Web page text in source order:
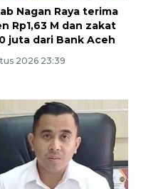
Nagan Raya terima
Rp1,63 M dan zakat
juta dari Bank Aceh
2026 23:39